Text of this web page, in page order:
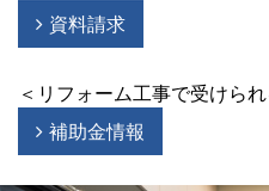
資料請求
＜リフォーム工事で受けら
補助金情報